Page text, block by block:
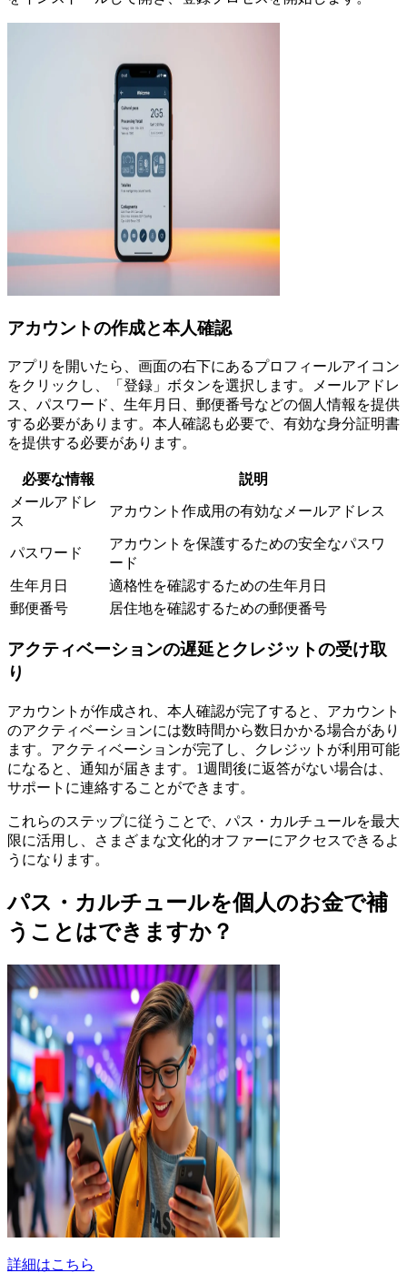
アカウントの作成と本人確認
アプリを開いたら、画面の右下にあるプロフィールアイコン
をクリックし、「登録」ボタンを選択します。メールアドレ
ス、パスワード、生年月日、郵便番号などの個人情報を提供
する必要があります。本人確認も必要で、有効な身分証明書
を提供する必要があります。
必要な情報
説明
メールアドレ
ス
アカウント作成用の有効なメールアドレス
パスワード
アカウントを保護するための安全なパスワ
ード
生年月日
適格性を確認するための生年月日
郵便番号
居住地を確認するための郵便番号
アクティベーションの遅延とクレジットの受け取
り
アカウントが作成され、本人確認が完了すると、アカウント
のアクティベーションには数時間から数日かかる場合があり
ます。アクティベーションが完了し、クレジットが利用可能
になると、通知が届きます。1週間後に返答がない場合は、
サポートに連絡することができます。
これらのステップに従うことで、パス・カルチュールを最大
限に活用し、さまざまな文化的オファーにアクセスできるよ
うになります。
パス・カルチュールを個人のお金で補
うことはできますか？
詳細はこちら